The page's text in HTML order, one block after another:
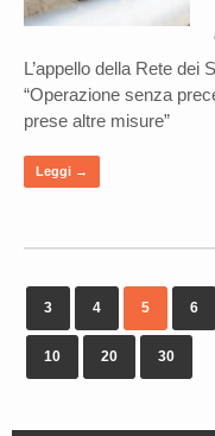
L’appello della Rete dei
“Operazione senza
prese altre misure”
Leggi →
3 4 5 6
10 20 30